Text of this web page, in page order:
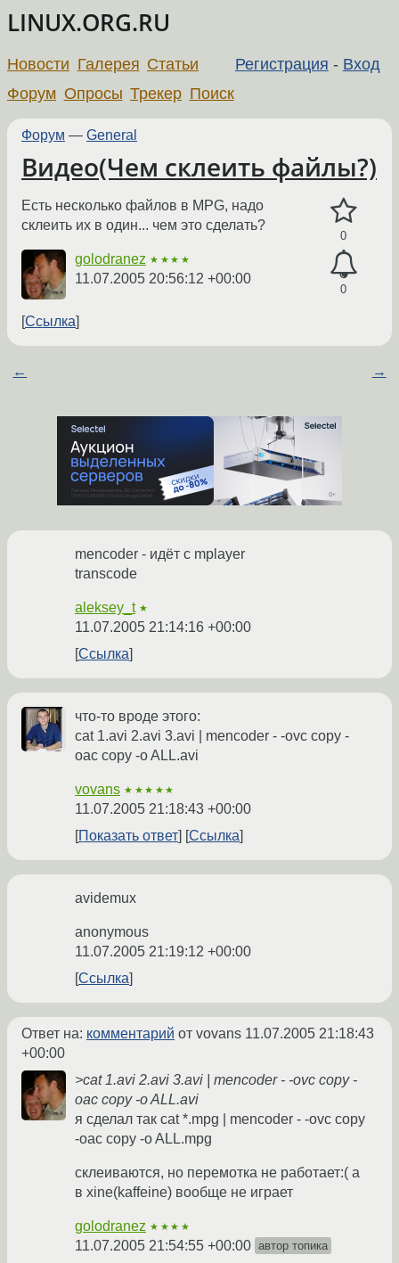
LINUX.ORG.RU
Регистрация - Вход
Новости Галерея Статьи
Форум Опросы Трекер Поиск
Форум — General
Видео(Чем склеить файлы?)
0
0
Есть несколько файлов в MPG, надо
склеить их в один... чем это сделать?
golodranez ★★★★
11.07.2005 20:56:12 +00:00
Ссылка
← →
mencoder - идёт с mplayer
transcode
aleksey_t ★
11.07.2005 21:14:16 +00:00
Ссылка
что-то вроде этого:
cat 1.avi 2.avi 3.avi | mencoder - -ovc copy -
oac copy -o ALL.avi
vovans ★★★★★
11.07.2005 21:18:43 +00:00
Показать ответ
Ссылка
avidemux
anonymous
11.07.2005 21:19:12 +00:00
Ссылка
Ответ на: комментарий от vovans 11.07.2005 21:18:43
+00:00
>cat 1.avi 2.avi 3.avi | mencoder - -ovc copy -
oac copy -o ALL.avi
я сделал так cat *.mpg | mencoder - -ovc copy
-oac copy -o ALL.mpg
склеиваются, но перемотка не работает:( а
в xine(kaffeine) вообще не играет
golodranez ★★★★
11.07.2005 21:54:55 +00:00 автор топика